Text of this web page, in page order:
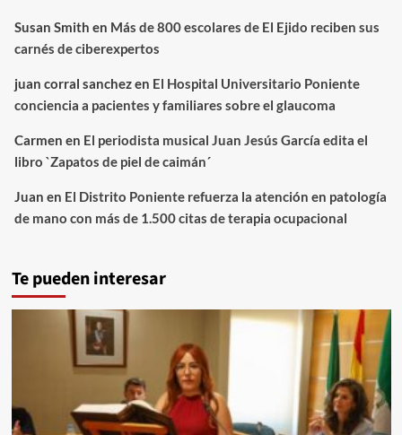
Susan Smith en Más de 800 escolares de El Ejido reciben sus
carnés de ciberexpertos
juan corral sanchezen El Hospital Universitario Poniente
conciencia a pacientes y familiares sobre el glaucoma
Carmen en El periodista musical Juan Jesús García edita el
libro `Zapatos de piel de caimán´
Juan en El Distrito Poniente refuerza la atención en patología
de mano con más de 1.500 citas de terapia ocupacional
Te pueden interesar